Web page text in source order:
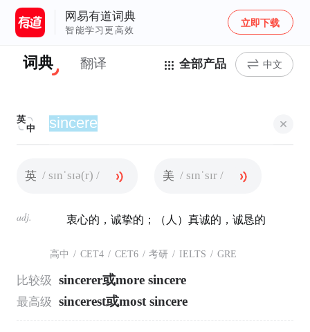
网易有道词典
智能学习更高效
立即下载
词典 翻译 全部产品 中文
英
中
英 / sɪnˈsɪə(r) / 美 / sɪnˈsɪr /
adj. 衷心的，诚挚的；（人）真诚的，诚恳的
高中 / CET4 / CET6 / 考研 / IELTS / GRE
比较级 sincerer或more sincere
最高级 sincerest或most sincere